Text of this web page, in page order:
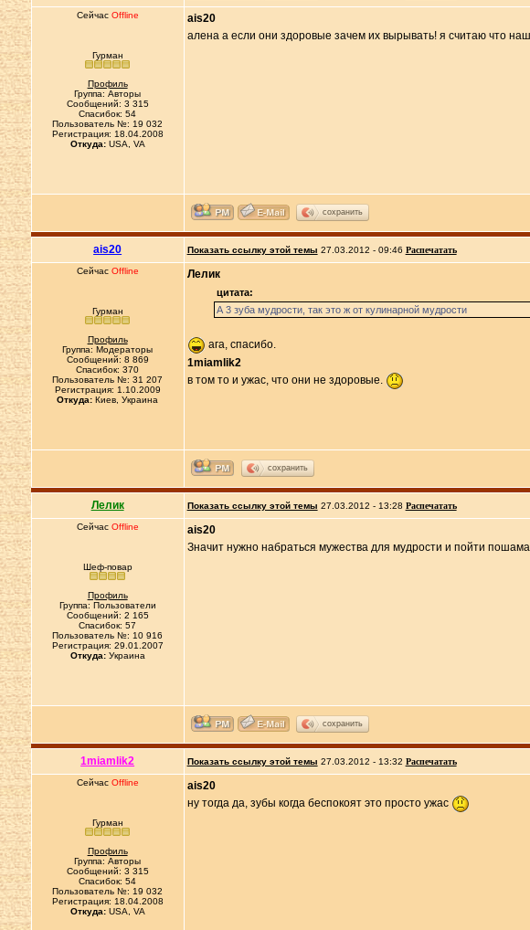
Сейчас Offline
Гурман
Профиль
Группа: Авторы
Сообщений: 3 315
Спасибок: 54
Пользователь №: 19 032
Регистрация: 18.04.2008
Откуда:USA, VA
ais20
алена а если они здоровые зачем их вырывать! я считаю что
сохранить
ais20 Показать ссылку этой темы 27.03.2012 - 09:46 Распечатать
Сейчас Offline
Гурман
Профиль
Группа: Модераторы
Сообщений: 8 869
Спасибок: 370
Пользователь №: 31 207
Регистрация: 1.10.2009
Откуда: Киев, Украина
Лелик
цитата:
А 3 зуба мудрости, так это ж от кулинарной мудрости
ага, спасибо.
1miamlik2
в том то и ужас, что они не здоровые.
сохранить
Лелик Показать ссылку этой темы 27.03.2012 - 13:28 Распечатать
Сейчас Offline
Шеф-повар
Профиль
Группа: Пользователи
Сообщений: 2 165
Спасибок: 57
Пользователь №: 10 916
Регистрация: 29.01.2007
Откуда:Украина
ais20
Значит нужно набраться мужества для мудрости и пойти
сохранить
1miamlik2 Показать ссылку этой темы 27.03.2012 - 13:32 Распечатать
Сейчас Offline
Гурман
Профиль
Группа: Авторы
Сообщений: 3 315
Спасибок: 54
Пользователь №: 19 032
Регистрация: 18.04.2008
Откуда:USA, VA
ais20
ну тогда да, зубы когда беспокоят это просто ужас